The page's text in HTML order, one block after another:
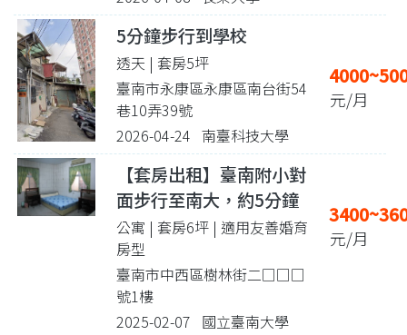
5分鐘步行到學校
透天 | 套房5坪
臺南市永康區永康區南台街54
巷10弄39號
2026-04-24 南臺科技大學
元/月
【套房出租】臺南附小對
面步行至南大，約5分鐘
公寓 | 套房6坪 | 適用友善婚育
房型
臺南市中西區樹林街二□□□
號1樓
2025-02-07 國立臺南大學
元/月